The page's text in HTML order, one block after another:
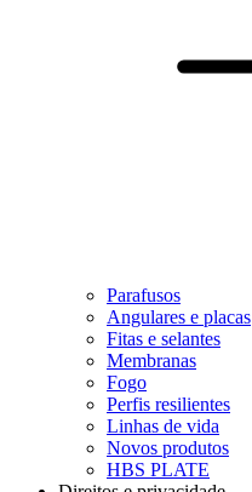
Parafusos
Angulares e placas
Fitas e selantes
Membranas
Fogo
Perfis resilientes
Linhas de vida
Novos produtos
HBS PLATE